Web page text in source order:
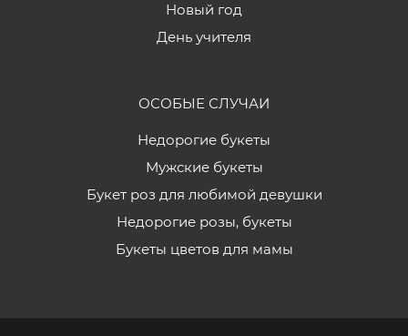
Новый год
День учителя
ОСОБЫЕ СЛУЧАИ
Недорогие букеты
Мужские букеты
Букет роз для любимой девушки
Недорогие розы, букеты
Букеты цветов для мамы